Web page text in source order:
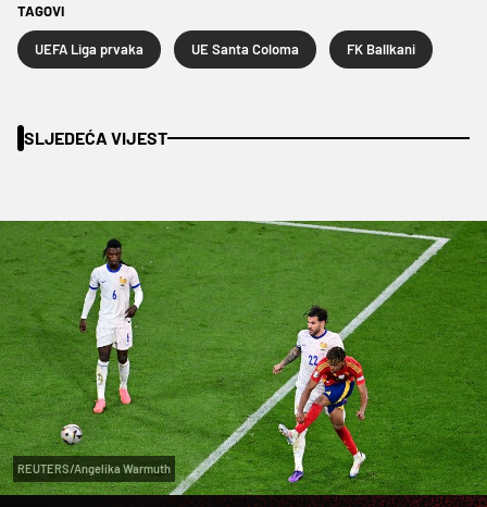
TAGOVI
UEFA Liga prvaka UE Santa Coloma FK Ballkani
SLJEDEĆA VIJEST
REUTERS/Angelika Warmuth